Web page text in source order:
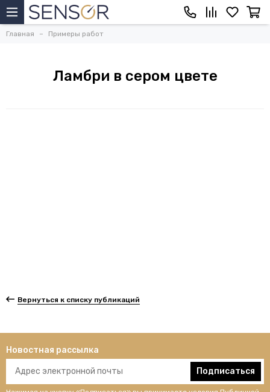
Главная Примеры работ
Ламбри в сером цвете
Вернуться к списку публикаций
Новостная рассылка
Подписаться